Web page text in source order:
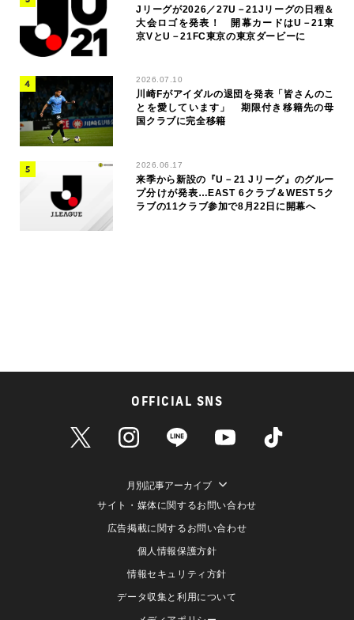
Jリーグが2026／27U－21Jリーグの日程＆
大会ロゴを発表！ 開幕カードはU－21東
京VとU－21FC東京の東京ダービーに
2026.07.10
川崎Fがアイダルの退団を発表「皆さんのこ
とを愛しています」 期限付き移籍先の母
国クラブに完全移籍
2026.06.17
来季から新設の『U－21 Jリーグ』のグルー
プ分けが発表…EAST 6クラブ＆WEST 5ク
ラブの11クラブ参加で8月22日に開幕へ
OFFICIAL SNS
月別記事アーカイブ
サイト・媒体に関するお問い合わせ
広告掲載に関するお問い合わせ
個人情報保護方針
情報セキュリティ方針
データ収集と利用について